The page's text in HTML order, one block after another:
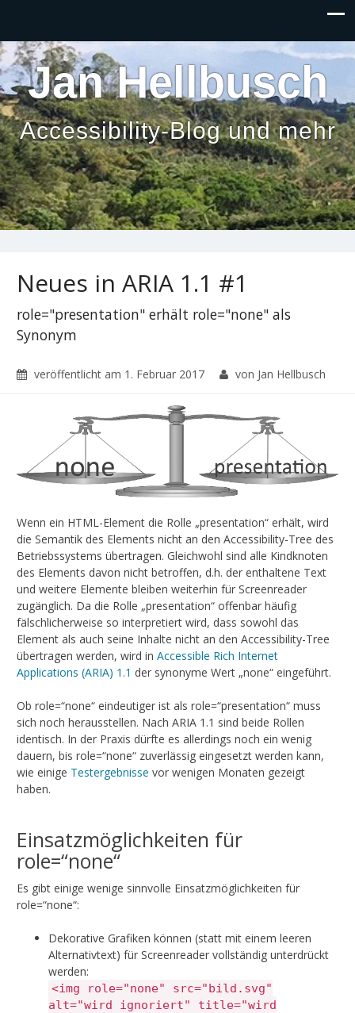
Jan Hellbusch
Accessibility-Blog und mehr
Neues in ARIA 1.1 #1
role="presentation" erhält role="none" als
Synonym
veröffentlicht am 1. Februar 2017 von Jan Hellbusch
Wenn ein HTML-Element die Rolle „presentation“ erhält, wird
die Semantik des Elements nicht an den Accessibility-Tree des
Betriebssystems übertragen. Gleichwohl sind alle Kindknoten
des Elements davon nicht betroffen, d.h. der enthaltene Text
und weitere Elemente bleiben weiterhin für Screenreader
zugänglich. Da die Rolle „presentation“ offenbar häufig
fälschlicherweise so interpretiert wird, dass sowohl das
Element als auch seine Inhalte nicht an den Accessibility-Tree
übertragen werden, wird in Accessible Rich Internet
Applications (ARIA) 1.1 der synonyme Wert „none“ eingeführt.
Ob role=“none“ eindeutiger ist als role=“presentation“ muss
sich noch herausstellen. Nach ARIA 1.1 sind beide Rollen
identisch. In der Praxis dürfte es allerdings noch ein wenig
dauern, bis role=“none“ zuverlässig eingesetzt werden kann,
wie einige Testergebnisse vor wenigen Monaten gezeigt
haben.
Einsatzmöglichkeiten für
role=“none“
Es gibt einige wenige sinnvolle Einsatzmöglichkeiten für
role=“none“:
Dekorative Grafiken können (statt mit einem leeren
Alternativtext) für Screenreader vollständig unterdrückt
werden:
<img role="none" src="bild.svg"
alt="wird ignoriert" title="wird